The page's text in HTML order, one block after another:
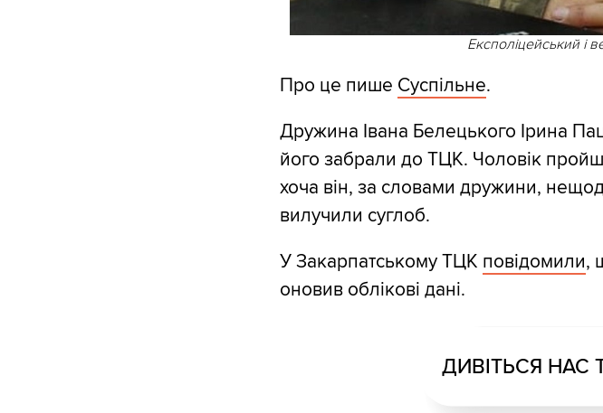
Експоліцейський і
Про це пише Суспільне.
Дружина Івана Белецького Ірина
його забрали до ТЦК. Чоловік
хоча він, за словами дружини,
вилучили суглоб.
У Закарпатському ТЦК повідомили,
оновив облікові дані.
ДИВІТЬСЯ НАС